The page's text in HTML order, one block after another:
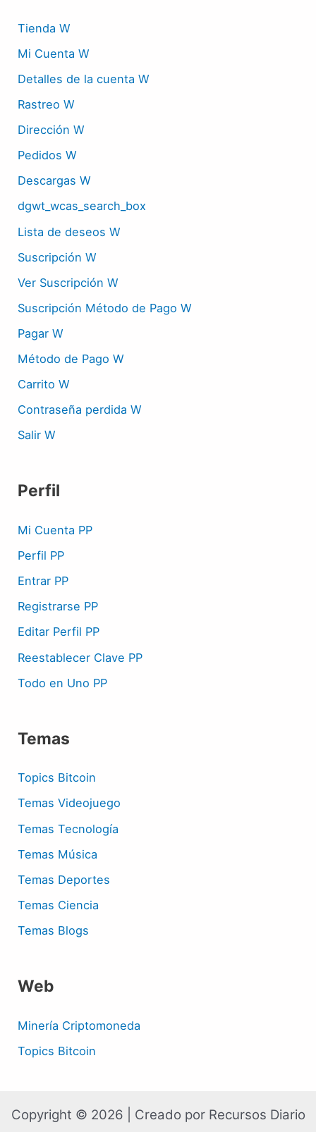
Tienda W
Mi Cuenta W
Detalles de la cuenta W
Rastreo W
Dirección W
Pedidos W
Descargas W
dgwt_wcas_search_box
Lista de deseos W
Suscripción W
Ver Suscripción W
Suscripción Método de Pago W
Pagar W
Método de Pago W
Carrito W
Contraseña perdida W
Salir W
Perfil
Mi Cuenta PP
Perfil PP
Entrar PP
Registrarse PP
Editar Perfil PP
Reestablecer Clave PP
Todo en Uno PP
Temas
Topics Bitcoin
Temas Videojuego
Temas Tecnología
Temas Música
Temas Deportes
Temas Ciencia
Temas Blogs
Web
Minería Criptomoneda
Topics Bitcoin
Copyright © 2026 | Creado por Recursos Diario